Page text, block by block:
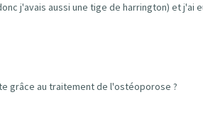
j'avais aussi une tige de harrington) et
grâce au traitement de l'ostéoporose ?